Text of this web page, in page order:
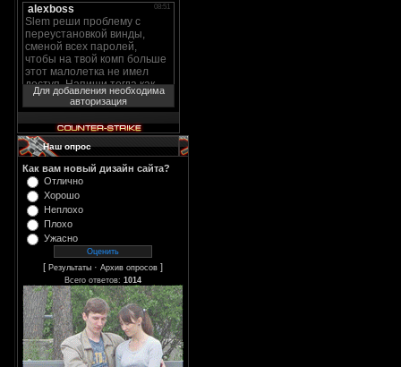
Для добавления необходима
авторизация
Наш опрос
Как вам новый дизайн сайта?
Отлично
Хорошо
Неплохо
Плохо
Ужасно
[ Результаты · Архив опросов ]
Всего ответов: 1014